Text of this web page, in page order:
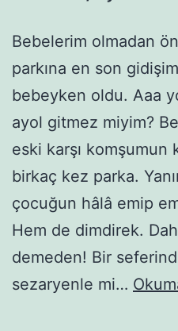
Bebelerim olmadan
parkına en son
bebeyken oldu. Aaa
ayol gitmez miyim?
eski karşı komşumun
birkaç kez parka.
çocuğun hâlâ emip
Hem de dimdirek.
demeden! Bir
sezaryenle mi…